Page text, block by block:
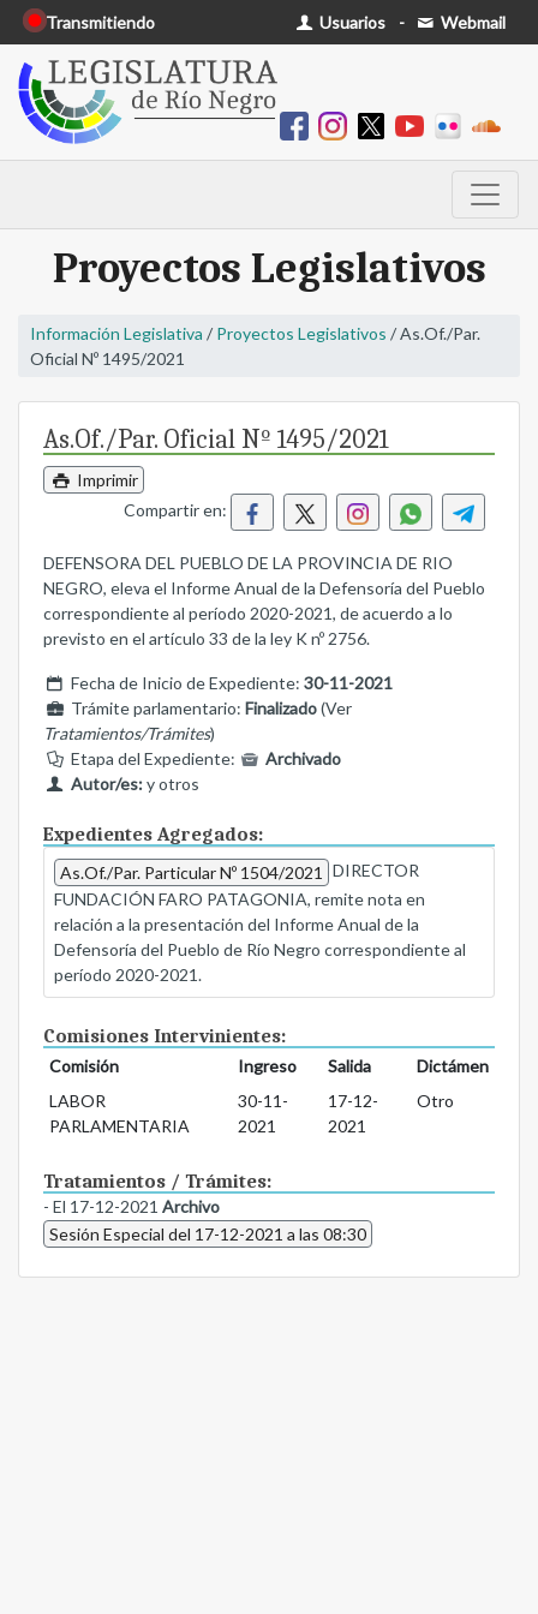
Transmitiendo Usuarios - Webmail
Proyectos Legislativos
Información Legislativa / Proyectos Legislativos / As.Of./Par.
Oficial Nº 1495/2021
As.Of./Par. Oficial Nº 1495/2021
Imprimir
Compartir en:
DEFENSORA DEL PUEBLO DE LA PROVINCIA DE RIO
NEGRO, eleva el Informe Anual de la Defensoría del Pueblo
correspondiente al período 2020-2021, de acuerdo a lo
previsto en el artículo 33 de la ley K nº 2756.
Fecha de Inicio de Expediente: 30-11-2021
Trámite parlamentario: Finalizado(Ver
Tratamientos/Trámites)
Etapa del Expediente:
Archivado
Autor/es:y otros
Expedientes Agregados:
As.Of./Par. Particular Nº 1504/2021
DIRECTOR
FUNDACIÓN FARO PATAGONIA, remite nota en
relación a la presentación del Informe Anual de la
Defensoría del Pueblo de Río Negro correspondiente al
período 2020-2021.
Comisiones Intervinientes:
Comisión Ingreso Salida
Dictámen
LABOR
PARLAMENTARIA
30-11-
2021
17-12-
2021
Otro
Tratamientos / Trámites:
- El 17-12-2021 Archivo
Sesión Especial del 17-12-2021 a las 08:30